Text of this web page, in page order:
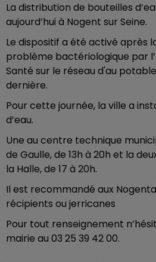
La distribution de bouteilles
aujourd’hui à Nogent sur Seine.
Le dispositif a été activé après
problème bactériologique par
Santé sur le réseau d'au
dernière.
Pour cette journée, la ville a
d’eau.
Une au centre technique
de Gaulle, de 13h à 20h et la
la Halle, de 17 à 20h.
Il est recommandé aux
récipients ou jerricanes
Pour tout renseignement
mairie au 03 25 39 42 00.